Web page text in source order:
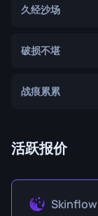
久经沙场
破损不堪
战痕累累
活跃报价
Skinflow